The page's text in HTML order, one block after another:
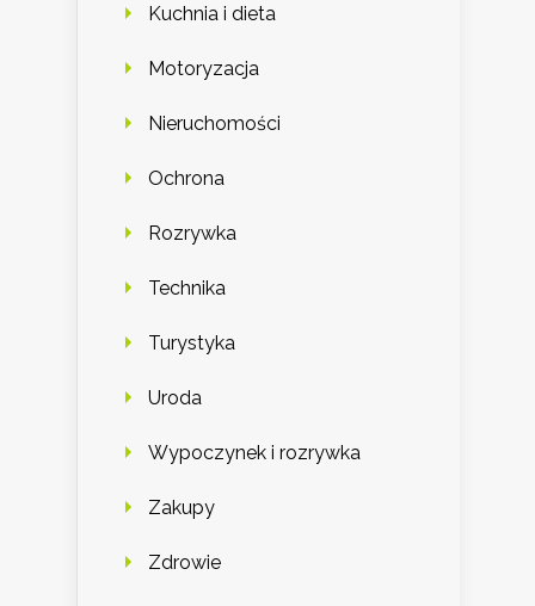
Kuchnia i dieta
Motoryzacja
Nieruchomości
Ochrona
Rozrywka
Technika
Turystyka
Uroda
Wypoczynek i rozrywka
Zakupy
Zdrowie